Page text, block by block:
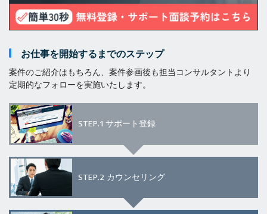
お仕事を開始するまでのステップ
案件のご紹介はもちろん、案件参画後も担当コンサルタントより
定期的なフォローを実施いたします。
STEP.1 サポート登録
STEP.2 カウンセリング